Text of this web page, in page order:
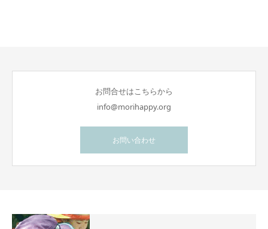
お問合せはこちらから
info@morihappy.org
お問い合わせ